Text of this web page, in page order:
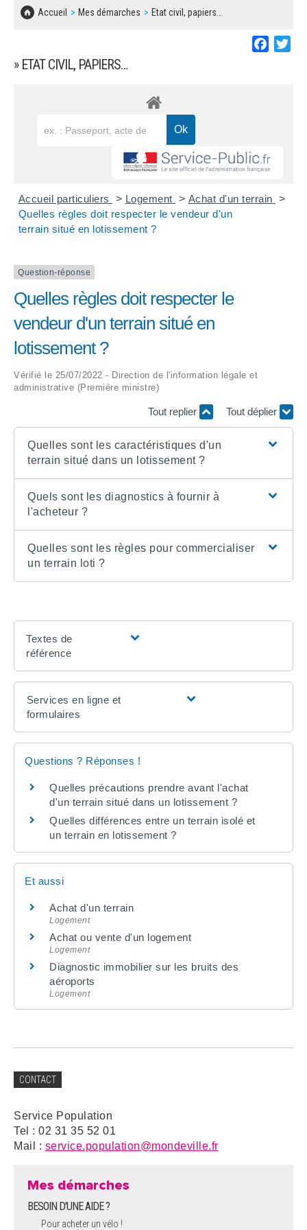
Accueil Mes démarches Etat civil, papiers…
» ETAT CIVIL, PAPIERS…
Accueil particuliers > Logement > Achat d'un terrain >
Quelles règles doit respecter le vendeur d'un
terrain situé en lotissement ?
Question-réponse
Quelles règles doit respecter le
vendeur d'un terrain situé en
lotissement ?
Vérifié le 25/07/2022 - Direction de l'information légale et
administrative (Première ministre)
Tout replier Tout déplier
Quelles sont les caractéristiques d'un
terrain situé dans un lotissement ?
Quels sont les diagnostics à fournir à
l'acheteur ?
Quelles sont les règles pour commercialiser
un terrain loti ?
Textes de
référence
Services en ligne et
formulaires
Questions ? Réponses !
Quelles précautions prendre avant l'achat
d'un terrain situé dans un lotissement ?
Quelles différences entre un terrain isolé et
un terrain en lotissement ?
Et aussi
Achat d'un terrain
Logement
Achat ou vente d'un logement
Logement
Diagnostic immobilier sur les bruits des
aéroports
Logement
CONTACT
Service Population
Tel : 02 31 35 52 01
Mail : service.population@mondeville.fr
Mes démarches
BESOIN D'UNE AIDE ?
Pour acheter un vélo !
CONCERTATIONS PUBLIQUES
SOLIDARITÉ, LOGEMENT
SÉNIORS
DECHETS
BESOIN D'UNE AIDE ?
LES ASSOCIATIONS
MARCHÉS PUBLICS
DOCUMENT D'INFORMATION COMMUNAL
REGLEMENT LOCAL DE PUBLICITÉ
DECLARATION DE DEMARCHAGE
DOSSIER DE DEMANDE DE SUBVENTION
DEMANDE DE PRÊT DE MATERIEL
FICHE D'ORGANISATION MANIFESTATION
PLAN D'ACTION MUNICIPAL
DÉLIBÉRATIONS